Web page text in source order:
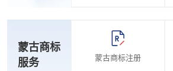
蒙古商标
服务
蒙古商标注册